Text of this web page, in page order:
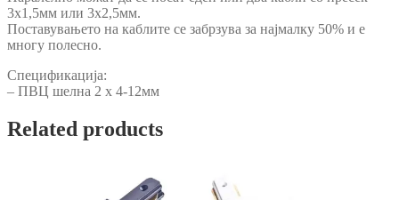
3х1,5мм или 3х2,5мм.
Поставувањето на каблите се забрзува за најмалку 50% и е
многу полесно.
Спецификација:
– ПВЦ шелна 2 х 4-12мм
Related products